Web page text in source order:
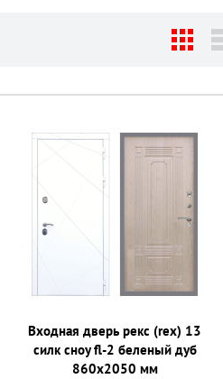
Входная дверь рекс (rex) 13
силк сноу fl-2 беленый дуб
860х2050 мм